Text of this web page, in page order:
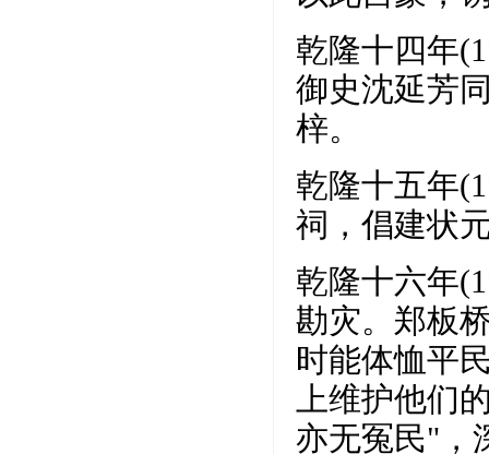
乾隆十四年
御史沈延芳
梓。
乾隆十五年
祠，倡建状
乾隆十六年
勘灾。郑板
时能体恤平
上维护他们
亦无冤民"，